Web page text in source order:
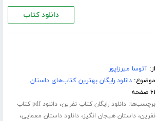
دانلود کتاب
از:آتوسا میرزاپور
موضوع:دانلود رایگان بهترین کتاب‌های داستان
۶۱ صفحه
برچسب‌ها:دانلود رایگان کتاب نفرین،
دانلود pdf کتاب
نفرین،داستان هیجان انگیز،دانلود داستان معمایی،